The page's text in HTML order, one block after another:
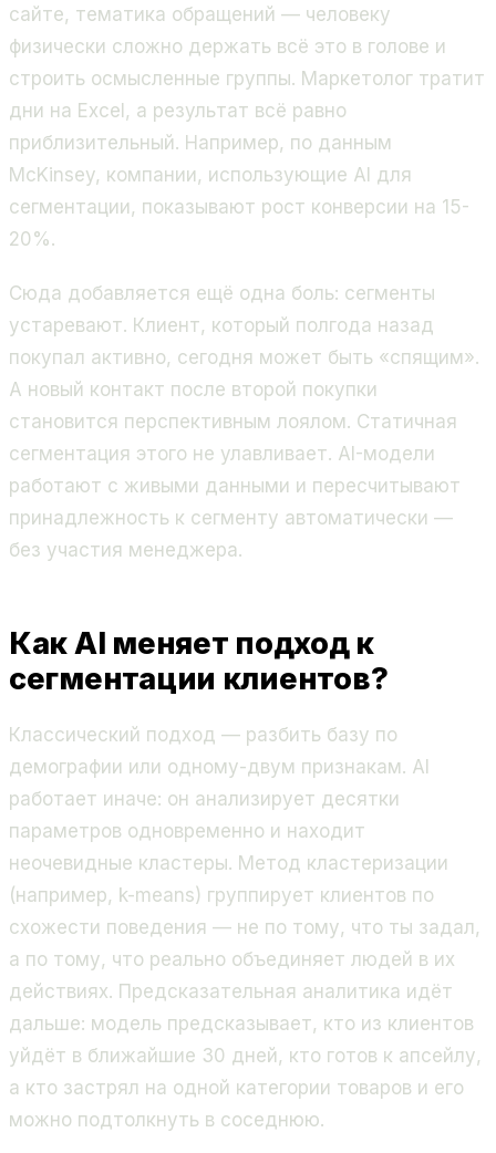
сайте, тематика обращений — человеку
физически сложно держать всё это в голове и
строить осмысленные группы. Маркетолог тратит
дни на Excel, а результат всё равно
приблизительный. Например, по данным
McKinsey, компании, использующие AI для
сегментации, показывают рост конверсии на 15-
20%.
Сюда добавляется ещё одна боль: сегменты
устаревают. Клиент, который полгода назад
покупал активно, сегодня может быть «спящим».
А новый контакт после второй покупки
становится перспективным лоялом. Статичная
сегментация этого не улавливает. AI-модели
работают с живыми данными и пересчитывают
принадлежность к сегменту автоматически —
без участия менеджера.
Как AI меняет подход к
сегментации клиентов?
Классический подход — разбить базу по
демографии или одному-двум признакам. AI
работает иначе: он анализирует десятки
параметров одновременно и находит
неочевидные кластеры. Метод кластеризации
(например, k-means) группирует клиентов по
схожести поведения — не по тому, что ты задал,
а по тому, что реально объединяет людей в их
действиях. Предсказательная аналитика идёт
дальше: модель предсказывает, кто из клиентов
уйдёт в ближайшие 30 дней, кто готов к апсейлу,
а кто застрял на одной категории товаров и его
можно подтолкнуть в соседнюю.